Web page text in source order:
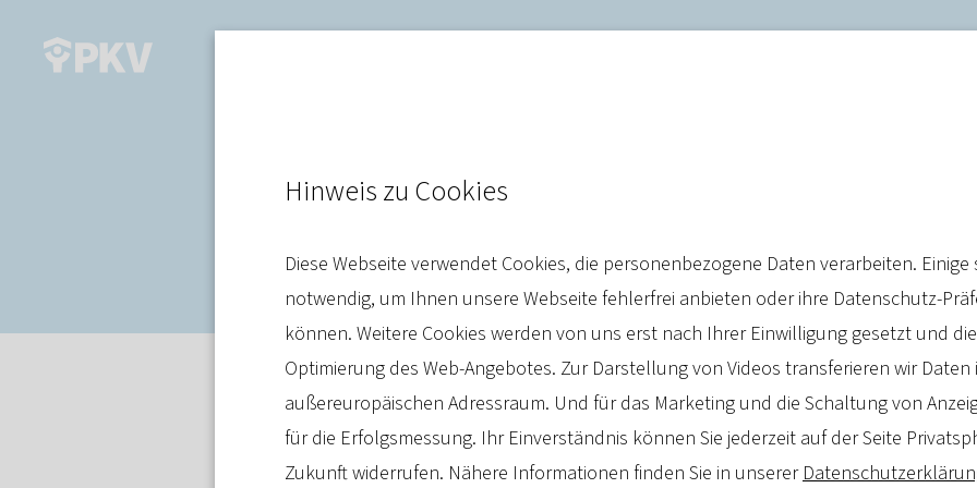
„Alles ist gut, was den Nutzen der
Interview 22. November 2023
Am 9. November hat die Bundesregierung zwei Digitalgesetze, das
Gesundheitsdatennutzungsgesetz, in den Bundestag eingebracht.
Hinweis zu Cookies
Diese Webseite verwendet Cookies, die personenbezogene Daten verarbeiten.
notwendig, um Ihnen unsere Webseite fehlerfrei anbieten oder ihre Datenschutz-
können. Weitere Cookies werden von uns erst nach Ihrer Einwilligung gesetzt und
Optimierung des Web-Angebotes. Zur Darstellung von Videos transferieren wir Daten
außereuropäischen Adressraum. Und für das Marketing und die Schaltung von
für die Erfolgsmessung. Ihr Einverständnis können Sie jederzeit auf der Seite
Zukunft widerrufen. Nähere Informationen finden Sie in unserer